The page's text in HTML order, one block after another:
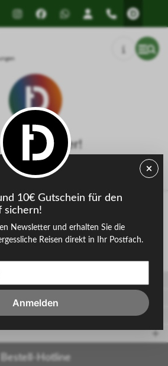
zum
Fehler!
konnte nicht gefunden werden.
zur Startseite
Bestell-Hotline
10€ Gutschein für den
sichern!
Newsletter und erhalten Sie die
Reisen direkt in Ihr Postfach.
Anmelden